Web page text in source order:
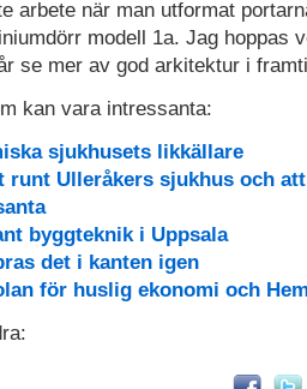
arbete när man utformat
modell 1a. Jag hoppas
se mer av god arkitektur i
kan vara intressanta:
sjukhusets likkällare
runt Ulleråkers sjukhus och
byggteknik i Uppsala
det i kanten igen
för huslig ekonomi och